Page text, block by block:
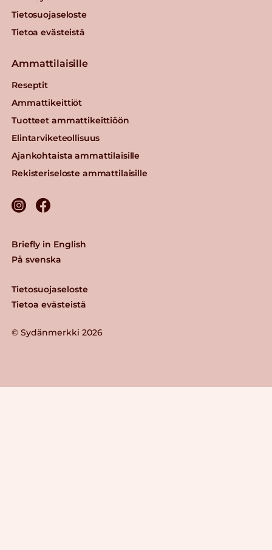
Tietosuojaseloste
Tietoa evästeistä
Ammattilaisille
Reseptit
Ammattikeittiöt
Tuotteet ammattikeittiöön
Elintarviketeollisuus
Ajankohtaista ammattilaisille
Rekisteriseloste ammattilaisille
© Sydänmerkki 2026
Tietosuojaseloste
Tietoa evästeistä
Briefly in English
På svenska